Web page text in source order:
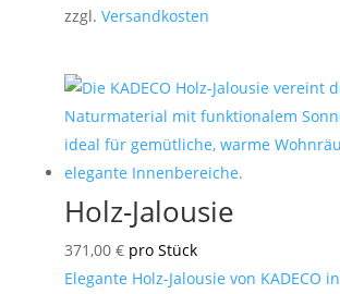
zzgl. Versandkosten
Holz-Jalousie
371,00 € pro Stück
Elegante Holz-Jalousie von KADECO in